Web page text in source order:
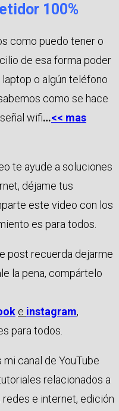
100%
como puedo tener o
de esa forma poder
o algún teléfono
como se hace
wifi…<< mas
te ayude a soluciones
déjame tus
este video con los
es para todos.
post recuerda dejarme
la pena, compártelo
e instagram,
para todos.
canal de YouTube
relacionados a
redes e internet, edición